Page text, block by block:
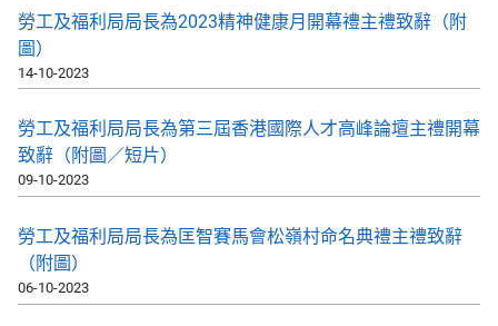
勞工及福利局局長為2023精神健康月開幕禮主禮致辭（附
圖）
14-10-2023
勞工及福利局局長為第三屆香港國際人才高峰論壇主禮開幕
致辭（附圖／短片）
09-10-2023
勞工及福利局局長為匡智賽馬會松嶺村命名典禮主禮致辭
（附圖）
06-10-2023